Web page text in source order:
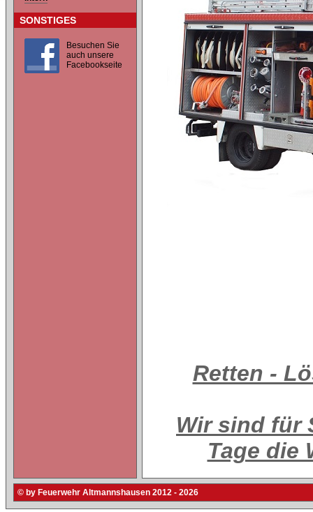
SONSTIGES
Besuchen Sie
auch unsere
Facebookseite
Retten -
Wir sind für
Tage die
© by Feuerwehr Altmannshausen 2012 - 2026